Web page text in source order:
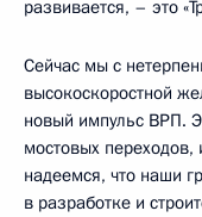
развивается, – это
Сейчас мы с
высокоскоростной
новый импульс ВРП.
мостовых
надеемся, что наши
в разработке и